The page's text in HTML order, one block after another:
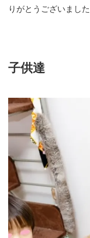
りがとうございまし
子供達